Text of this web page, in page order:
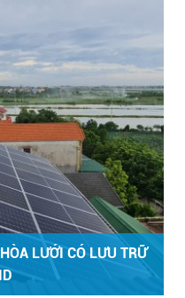
LƯỚI CÓ LƯU TRỮ